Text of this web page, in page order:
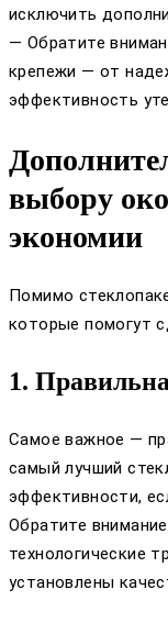
исключить
— Обратите
крепежи — от
эффективность
выбору
экономии
Помимо
которые помогут
1.
Самое важное —
самый лучший
эффективности,
Обратите
технологические
установлены